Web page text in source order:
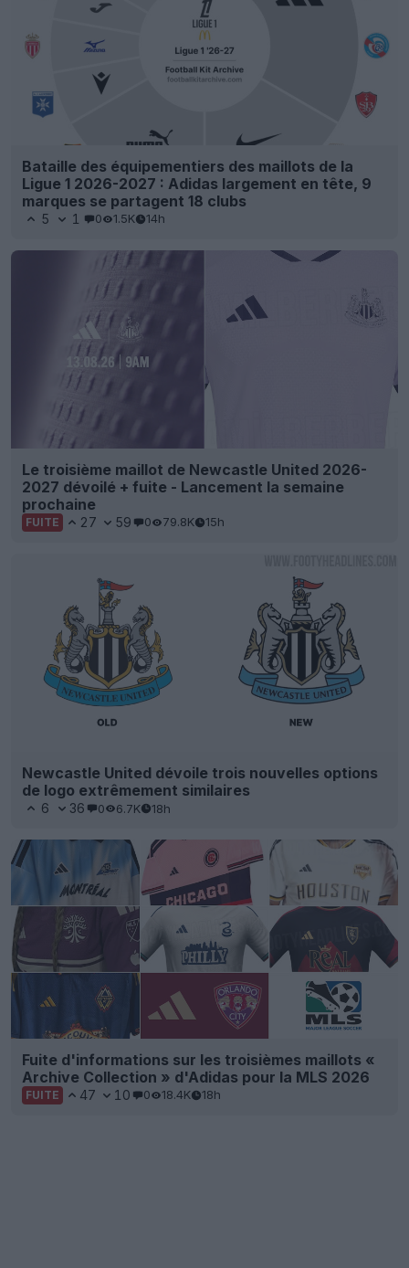
Bataille des équipementiers des maillots de la
Ligue 1 2026-2027 : Adidas largement en tête, 9
marques se partagent 18 clubs
5 1 0 1.5K 14h
Le troisième maillot de Newcastle United 2026-
2027 dévoilé + fuite - Lancement la semaine
prochaine
FUITE 27 59 0 79.8K 15h
Newcastle United dévoile trois nouvelles options
de logo extrêmement similaires
6 36 0 6.7K 18h
Fuite d'informations sur les troisièmes maillots «
Archive Collection » d'Adidas pour la MLS 2026
FUITE 47 10 0 18.4K 18h